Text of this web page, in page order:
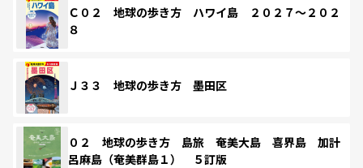
Ｃ０２ 地球の歩き方 ハワイ島 ２０２７～２０２
８
Ｊ３３ 地球の歩き方 墨田区
０２ 地球の歩き方 島旅 奄美大島 喜界島 加計
呂麻島（奄美群島１） ５訂版